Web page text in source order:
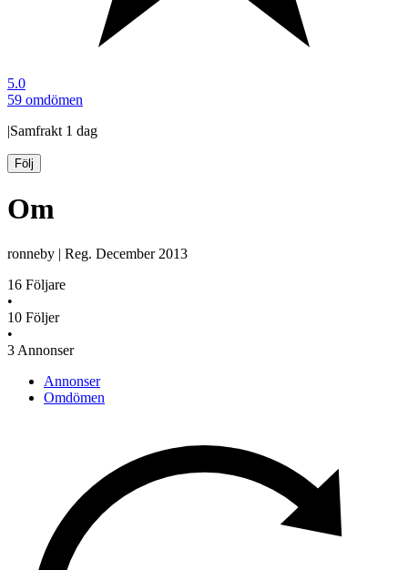
5.0
59 omdömen
|Samfrakt 1 dag
Följ
Om
ronneby | Reg. December 2013
16 Följare
•
10 Följer
•
3 Annonser
Annonser
Omdömen